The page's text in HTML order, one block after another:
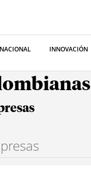
INNOVACIÓN